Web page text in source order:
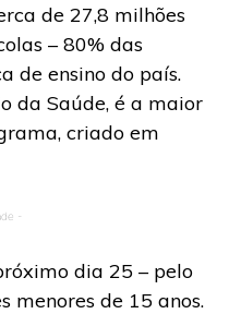
de 27,8 milhões
– 80% das
de ensino do país.
da Saúde, é a maior
criado em
-
dia 25 – pelo
menores de 15 anos.